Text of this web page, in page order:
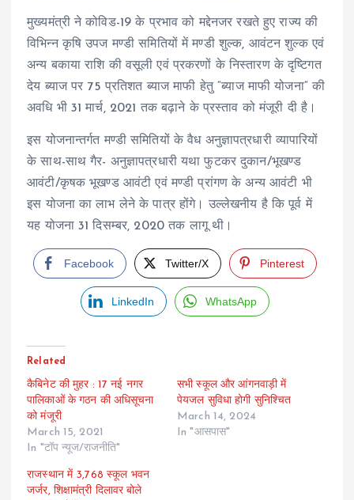
मुख्यमंत्री ने कोविड-19 के प्रभाव को मद्देनजर रखते हुए राज्य की
विभिन्न कृषि उपज मण्डी समितियों में मण्डी शुल्क, आवंटन शुल्क एवं
अन्य बकाया राशि की वसूली एवं प्रकरणों के निस्तारण के दृष्टिगत
देय ब्याज पर 75 प्रतिशत ब्याज माफी हेतु “ब्याज माफी योजना“ की
अवधि भी 31 मार्च, 2021 तक बढ़ाने के प्रस्ताव को मंजूरी दी है।
इस योजनान्तर्गत मण्डी समितियों के वैध अनुज्ञापत्रधारी व्यापारियों
के साथ-साथ गैर- अनुज्ञापत्रधारी यथा फुटकर दुकान/भूखण्ड
आवंटी/कृषक भूखण्ड आवंटी एवं मण्डी प्रांगण के अन्य आवंटी भी
इस योजना का लाभ लेने के पात्र होंगे। उल्लेखनीय है कि पूर्व में
यह योजना 31 दिसम्बर, 2020 तक लागू थी।
Facebook Twitter/X Pinterest
LinkedIn WhatsApp
Related
कैबिनेट की मुहर : 17 नई नगर
पालिकाओं के गठन की अधिसूचना
को मंजूरी
March 15, 2021
In "टॉप न्यूज/राजनीति"
सभी स्कूल और आंगनवाड़ी में
पेयजल सुविधा होगी सुनिश्चित
March 14, 2024
In "आसपास"
राजस्थान में 3,768 स्कूल भवन
जर्जर, शिक्षामंत्री दिलावर बोले